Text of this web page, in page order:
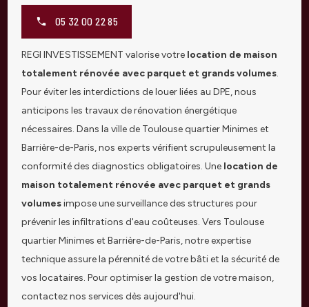
05 32 00 22 85
REGI INVESTISSEMENT valorise votre location de maison
totalement rénovée avec parquet et grands volumes.
Pour éviter les interdictions de louer liées au DPE, nous
anticipons les travaux de rénovation énergétique
nécessaires. Dans la ville de Toulouse quartier Minimes et
Barrière-de-Paris, nos experts vérifient scrupuleusement la
conformité des diagnostics obligatoires. Une location de
maison totalement rénovée avec parquet et grands
volumesimpose une surveillance des structures pour
prévenir les infiltrations d'eau coûteuses. Vers Toulouse
quartier Minimes et Barrière-de-Paris, notre expertise
technique assure la pérennité de votre bâti et la sécurité de
vos locataires. Pour optimiser la gestion de votre maison,
contactez nos services dès aujourd'hui.